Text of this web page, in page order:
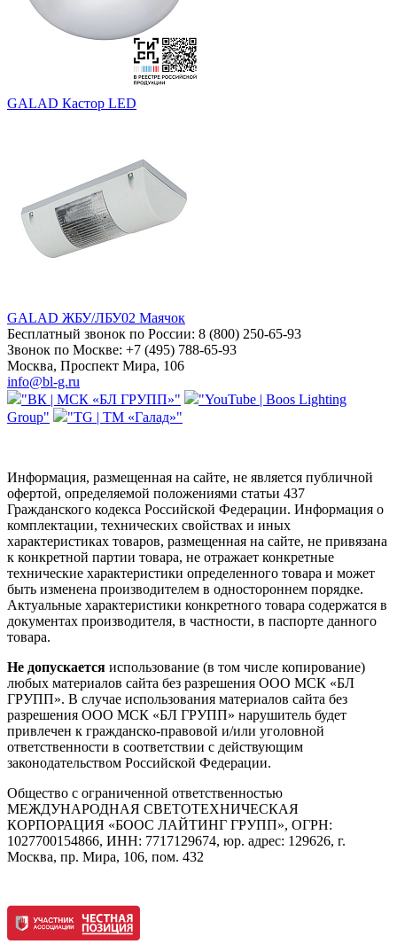
GALAD Кастор LED
GALAD ЖБУ/ЛБУ02 Маячок
Бесплатный звонок по России: 8 (800) 250-65-93
Звонок по Москве: +7 (495) 788-65-93
Москва, Проспект Мира, 106
info@bl-g.ru
"ВК | МСК «БЛ ГРУПП»"
"YouTube | Boos Lighting
Group"
"TG | ТМ «Галад»"
Информация, размещенная на сайте, не является публичной
офертой, определяемой положениями статьи 437
Гражданского кодекса Российской Федерации. Информация о
комплектации, технических свойствах и иных
характеристиках товаров, размещенная на сайте, не привязана
к конкретной партии товара, не отражает конкретные
технические характеристики определенного товара и может
быть изменена производителем в одностороннем порядке.
Актуальные характеристики конкретного товара содержатся в
документах производителя, в частности, в паспорте данного
товара.
Не допускается использование (в том числе копирование)
любых материалов сайта без разрешения ООО МСК «БЛ
ГРУПП». В случае использования материалов сайта без
разрешения ООО МСК «БЛ ГРУПП» нарушитель будет
привлечен к гражданско-правовой и/или уголовной
ответственности в соответствии с действующим
законодательством Российской Федерации.
Общество с ограниченной ответственностью
МЕЖДУНАРОДНАЯ СВЕТОТЕХНИЧЕСКАЯ
КОРПОРАЦИЯ «БООС ЛАЙТИНГ ГРУПП», ОГРН:
1027700154866, ИНН: 7717129674, юр. адрес: 129626, г.
Москва, пр. Мира, 106, пом. 432